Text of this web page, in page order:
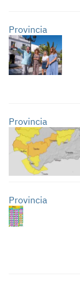
Provincia
Provincia
Provincia